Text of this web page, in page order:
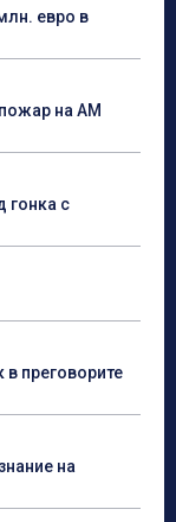
евро в
на АМ
гонка с
преговорите
на